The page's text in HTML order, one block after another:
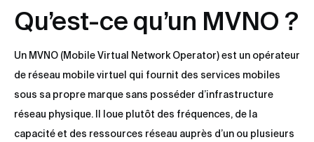
Qu’est-ce qu’un MVNO ?
Un MVNO (Mobile Virtual Network Operator) est un opérateur
de réseau mobile virtuel qui fournit des services mobiles
sous sa propre marque sans posséder d’infrastructure
réseau physique. Il loue plutôt des fréquences, de la
capacité et des ressources réseau auprès d’un ou plusieurs